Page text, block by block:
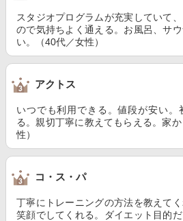
スタジオプログラムが充実していて
ので気持ちよく通える。お風呂、サ
い。（40代／女性）
アクトス
いつでも利用できる。値段が安い。
る。親切丁寧に教えてもらえる。家
性）
コ・ス・パ
丁寧にトレーニングの方法を教えて
笑顔でしてくれる。ダイエット目的